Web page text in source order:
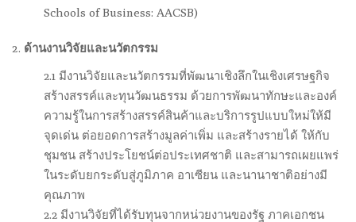
Schools of Business: AACSB)
ด้านงานวิจัยและนวัตกรรม
2.1 มีงานวิจัยและนวัตกรรมที่พัฒนาเชิงลึกในเชิงเศรษฐกิจ
สร้างสรรค์และทุนวัฒนธรรม ด้วยการพัฒนาทักษะและองค์
ความรู้ในการสร้างสรรค์สินค้าและบริการรูปแบบใหม่ให้มี
จุดเด่น ต่อยอดการสร้างมูลค่าเพิ่ม และสร้างรายได้ ให้กับ
ชุมชน สร้างประโยชน์ต่อประเทศชาติ และสามารถเผยแพร่
ในระดับยกระดับสู่ภูมิภาค อาเซียน และนานาชาติอย่างมี
คุณภาพ
2.2 มีงานวิจัยที่ได้รับทุนจากหน่วยงานของรัฐ ภาคเอกชน